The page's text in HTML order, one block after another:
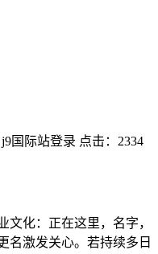
j9国际站登录 点击： 2334
化：正在这里，名字，
名激发关心。若持续多日